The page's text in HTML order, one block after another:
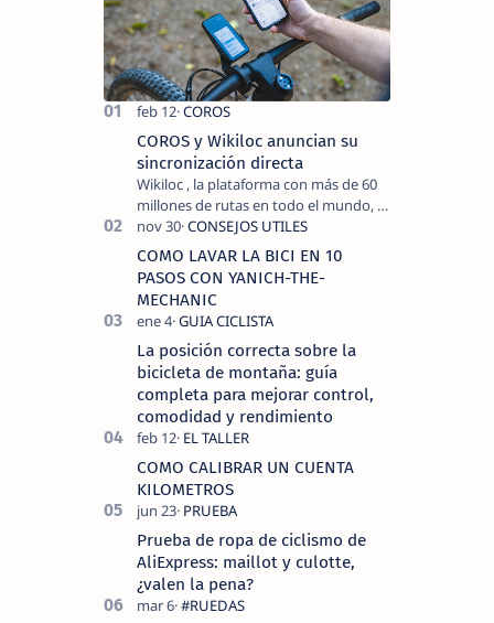
COROS y Wikiloc anuncian su
sincronización directa
Wikiloc , la plataforma con más de 60
millones de rutas en todo el mundo, y
COROS , marca de dispositivos GPS
reconocida mundialmente por su
tecnolo…
COMO LAVAR LA BICI EN 10
PASOS CON YANICH-THE-
MECHANIC
La posición correcta sobre la
bicicleta de montaña: guía
completa para mejorar control,
comodidad y rendimiento
COMO CALIBRAR UN CUENTA
KILOMETROS
Prueba de ropa de ciclismo de
AliExpress: maillot y culotte,
¿valen la pena?